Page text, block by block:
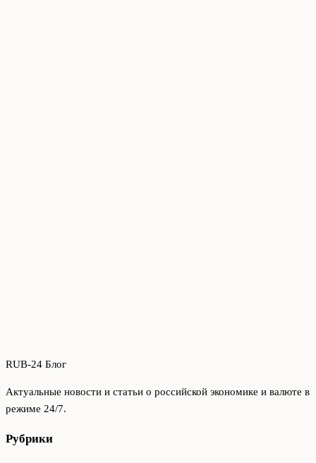
RUB-24 Блог
Актуальные новости и статьи о российской экономике и валюте в
режиме 24/7.
Рубрики